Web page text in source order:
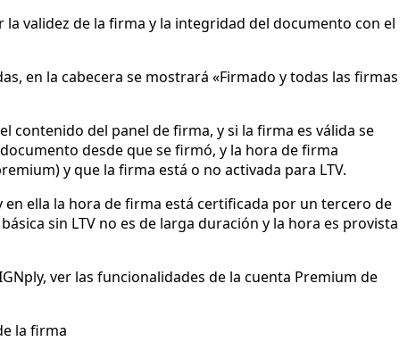
validez de la firma y la integridad del documento con el
en la cabecera se mostrará «Firmado y todas las firmas
contenido del panel de firma, y si la firma es válida se
desde que se firmó, y la hora de firma
y que la firma está o no activada para LTV.
ella la hora de firma está certificada por un tercero de
sin LTV no es de larga duración y la hora es provista
ver las funcionalidades de la cuenta Premium de
la firma